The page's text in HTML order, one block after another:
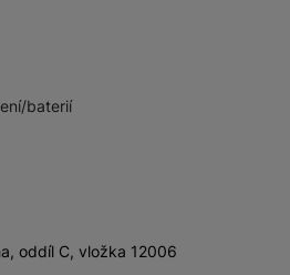
baterií
oddíl C, vložka 12006